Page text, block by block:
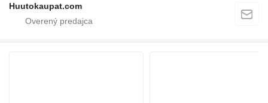
Huutokaupat.com